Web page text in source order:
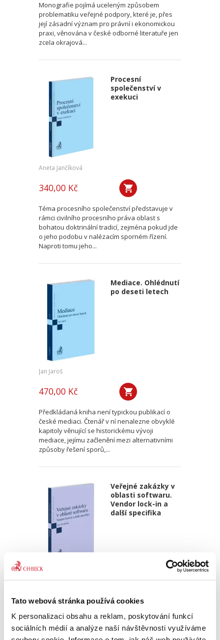
Tato webová stránka používá cookies
K personalizaci obsahu a reklam, poskytování funkcí
sociálních médií a analýze naší návštěvnosti využíváme
Monografie pojímá uceleným způsobem
problematiku veřejné podpory, které je, přes
její zásadní význam pro právní i ekonomickou
praxi, věnována v české odborné literatuře jen
zcela okrajová...
Procesní
společenství v
exekuci
Aneta Jančíková
340,00 Kč
Téma procesního společenství představuje v
rámci civilního procesního práva oblast s
bohatou doktrinální tradicí, zejména pokud jde
o jeho podobu v nalézacím sporném řízení.
Naproti tomu jeho...
Mediace. Ohlédnutí
po deseti letech
Jan Jaroš
470,00 Kč
Předkládaná kniha není typickou publikací o
české mediaci. Čtenář v ní nenalezne obvyklé
kapitoly věnující se historickému vývoji
mediace, jejímu začlenění mezi alternativními
způsoby řešení sporů,...
Veřejné zakázky v
oblasti softwaru.
Vendor lock-in a
další specifika
370,00 Kč
Kniha se věnuje zadávání veřejných zakázek v
oblasti softwaru. Autor v ní definuje specifika,
která se s tímto druhem plnění pojí, a poskytuje